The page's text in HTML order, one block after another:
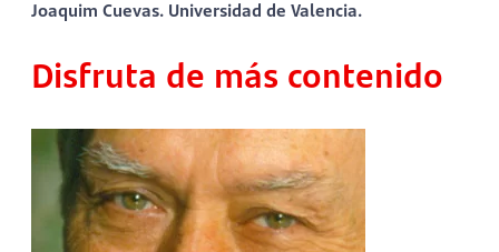
Joaquim Cuevas. Universidad de Valencia.
Disfruta de más contenido